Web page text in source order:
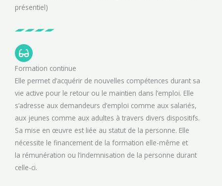
présentiel)
Formation continue
Elle permet d’acquérir de nouvelles compétences durant sa
vie active pour le retour ou le maintien dans l’emploi. Elle
s’adresse aux demandeurs d’emploi comme aux salariés,
aux jeunes comme aux adultes à travers divers dispositifs.
Sa mise en œuvre est liée au statut de la personne. Elle
nécessite le financement de la formation elle-même et
la rémunération ou l’indemnisation de la personne durant
celle-ci.